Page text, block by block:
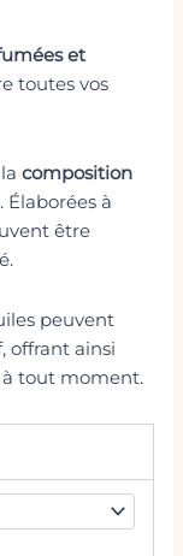
et
toutes vos
lacomposition
à
être
peuvent
offrant ainsi
tout moment.